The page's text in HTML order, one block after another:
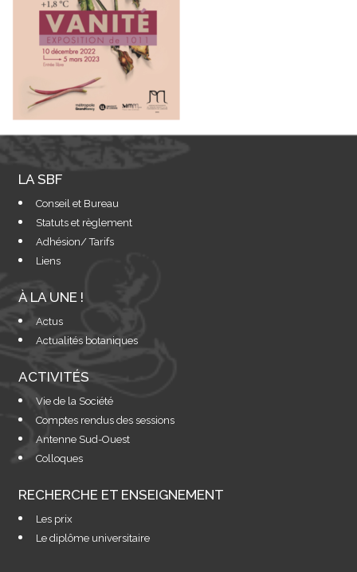
LA SBF
Conseil et Bureau
Statuts et règlement
Adhésion/ Tarifs
Liens
À LA UNE !
Actus
Actualités botaniques
ACTIVITÉS
Vie de la Société
Comptes rendus des sessions
Antenne Sud-Ouest
Colloques
RECHERCHE ET ENSEIGNEMENT
Les prix
Le diplôme universitaire